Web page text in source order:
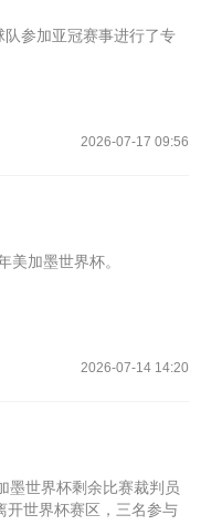
参加亚冠赛事进行了专
2026-07-17 09:56
美加墨世界杯。
2026-07-14 14:20
墨世界杯剩余比赛裁判员
开世界杯赛区，三名参与